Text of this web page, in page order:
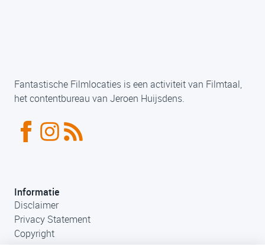
Fantastische Filmlocaties is een activiteit van Filmtaal,
het contentbureau van Jeroen Huijsdens.
Informatie
Disclaimer
Privacy Statement
Copyright